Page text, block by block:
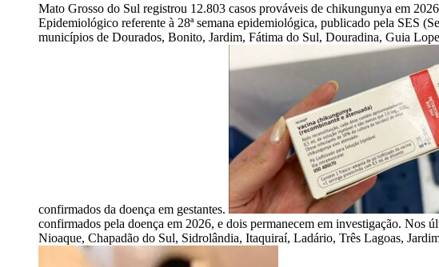
Mato Grosso do Sul registrou 12.803 casos prováveis de chikungunya em
Epidemiológico referente à 28ª semana epidemiológica, publicado pela SES
municípios de Dourados, Bonito, Jardim, Fátima do Sul, Douradina, Guia
confirmados da doença em gestantes.
confirmados pela doença em 2026, e dois permanecem em investigação.
Nioaque, Chapadão do Sul, Sidrolândia, Itaquiraí, Ladário, Três Lagoas,